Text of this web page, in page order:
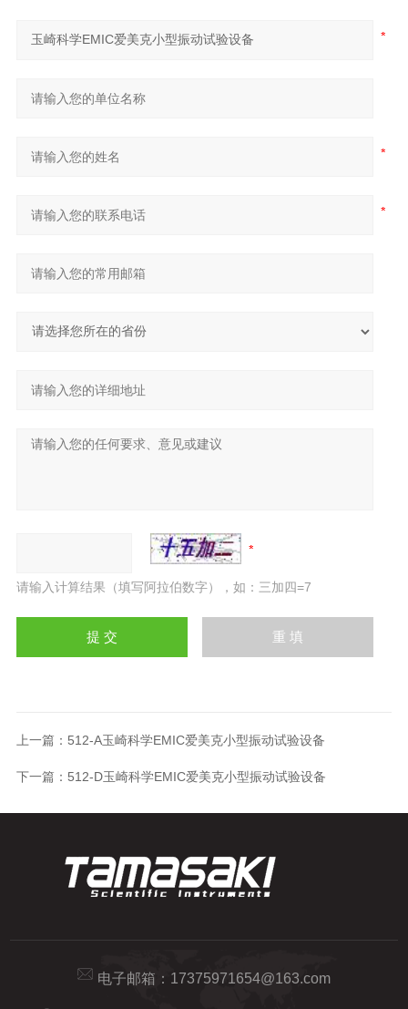
请输入计算结果（填写阿拉伯数字），如：三加四=7
上一篇： 512-A玉崎科学EMIC爱美克小型振动试验设备
下一篇： 512-D玉崎科学EMIC爱美克小型振动试验设备
电子邮箱： 17375971654@163.com